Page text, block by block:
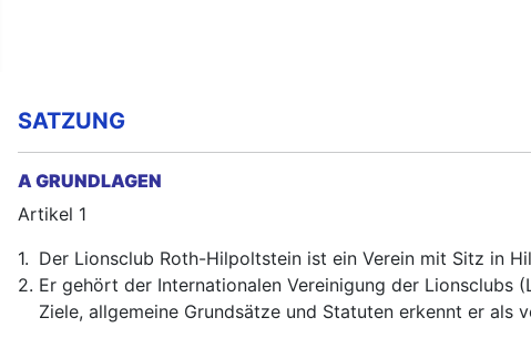
SATZUNG
A GRUNDLAGEN
Artikel 1
1. Der Lionsclub Roth-Hilpoltstein ist ein Verein mit Sitz in
2. Er gehört der Internationalen Vereinigung der Lionsclubs
Ziele, allgemeine Grundsätze und Statuten erkennt er als